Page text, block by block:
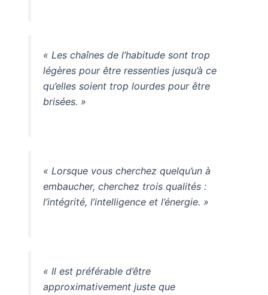
« Les chaînes de l’habitude sont trop
légères pour être ressenties jusqu’à ce
qu’elles soient trop lourdes pour être
brisées. »
« Lorsque vous cherchez quelqu’un à
embaucher, cherchez trois qualités :
l’intégrité, l’intelligence et l’énergie. »
« Il est préférable d’être
approximativement juste que